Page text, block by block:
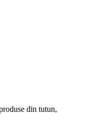
din tutun,